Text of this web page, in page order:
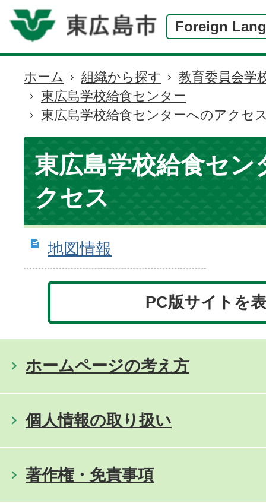
Foreign
現
在
の
位
置
ホーム 組織から探す
教育委員会学
東広島学校給食センター
東広島学校給食センターへのアクセ
東広島学校給食セン
クセス
地図情報
PC版サイトを
ホームページの考え方
個人情報の取り扱い
著作権・免責事項